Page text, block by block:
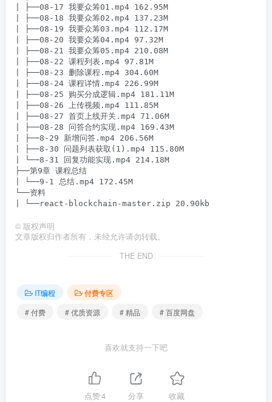
| ├──08-17 我要众筹01.mp4 162.95M
| ├──08-18 我要众筹02.mp4 137.23M
| ├──08-19 我要众筹03.mp4 112.17M
| ├──08-20 我要众筹04.mp4 97.32M
| ├──08-21 我要众筹05.mp4 210.08M
| ├──08-22 课程列表.mp4 97.81M
| ├──08-23 删除课程.mp4 304.60M
| ├──08-24 课程详情.mp4 226.99M
| ├──08-25 购买分成逻辑.mp4 181.11M
| ├──08-26 上传视频.mp4 111.85M
| ├──08-27 首页上线开关.mp4 71.06M
| ├──08-28 问答合约实现.mp4 169.43M
| ├──8-29 新增问答.mp4 206.56M
| ├──8-30 问题列表获取(1).mp4 115.80M
| └──8-31 回复功能实现.mp4 214.18M
├──第9章 课程总结
| └──9-1 总结.mp4 172.45M
└──资料
© 版权声明
文章版权归作者所有，未经允许请勿转载。
THE END
IT编程
付费专区
# 付费
# 优质资源 # 精品 # 百度网盘
喜欢就支持一下吧
点赞4 分享 收藏